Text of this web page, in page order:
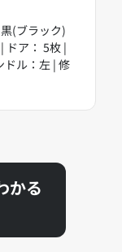
(ブラック)
ドア： 5枚 |
ドル：左 | 修
かる